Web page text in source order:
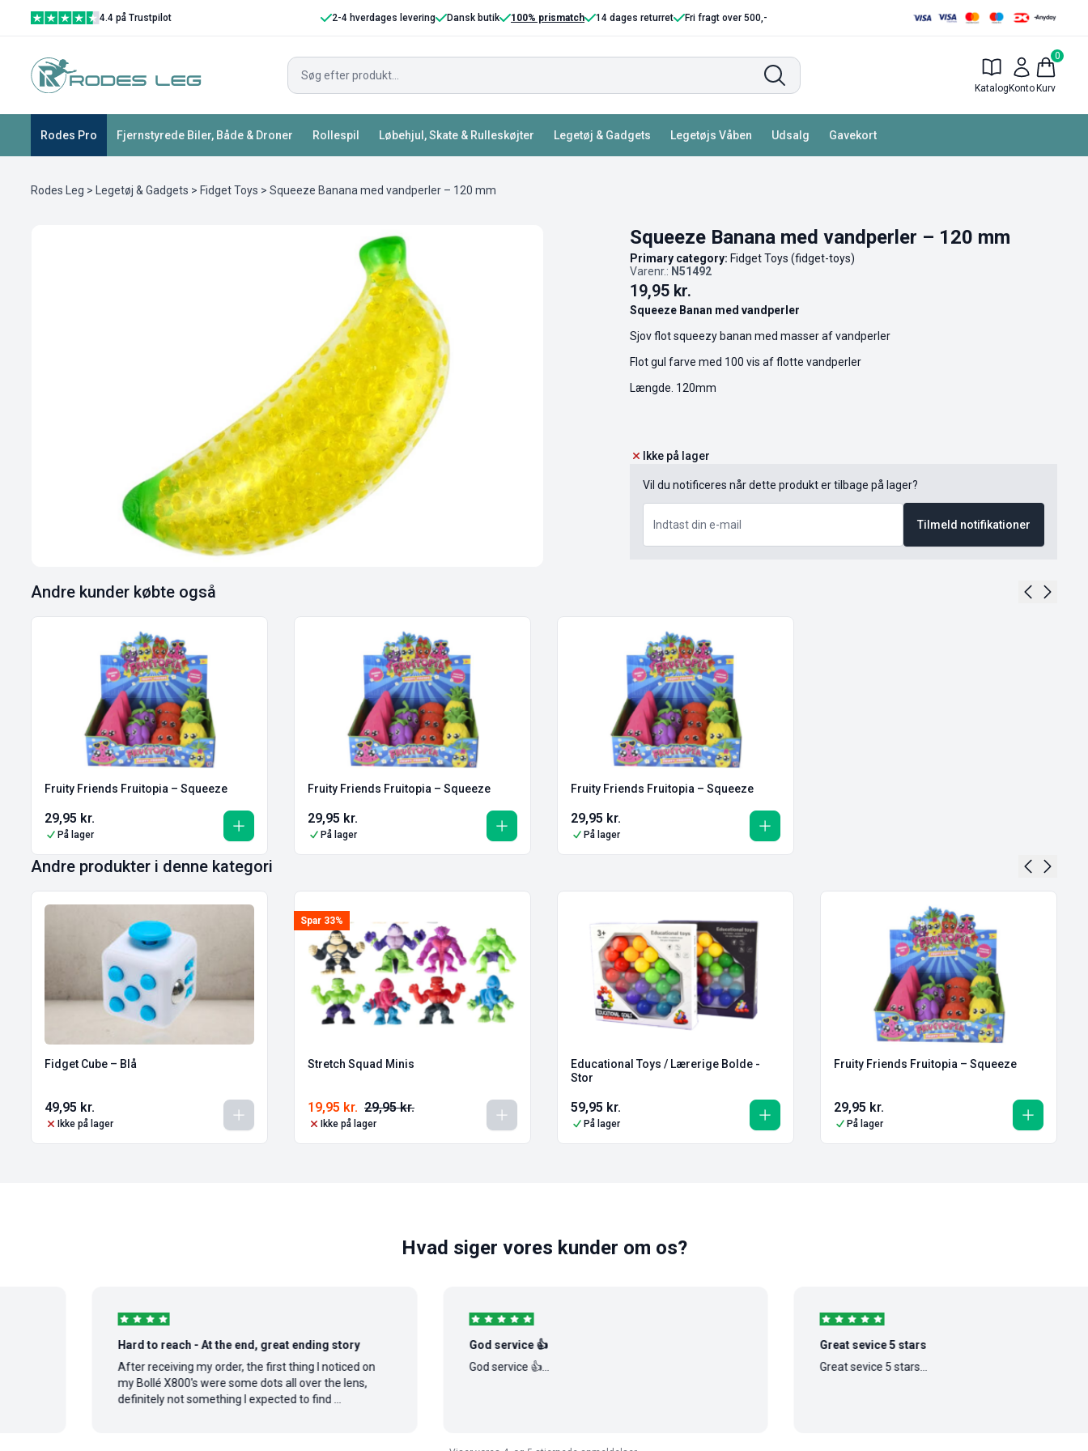
4.4 på Trustpilot 2-4 hverdages levering Dansk butik 100% prismatch 14 dages returret Fri fragt over 500,-
Katalog Konto
0
Kurv
Rodes Pro Fjernstyrede Biler, Både & Droner Rollespil Løbehjul, Skate & Rulleskøjter Legetøj & Gadgets Legetøjs Våben Udsalg Gavekort
Rodes Leg > Legetøj & Gadgets > Fidget Toys > Squeeze Banana med vandperler – 120 mm
Squeeze Banana med vandperler – 120 mm
Primary category: Fidget Toys (fidget-toys)
Varenr.: N51492
19,95 kr.
Squeeze Banan med vandperler
Sjov flot squeezy banan med masser af vandperler
Flot gul farve med 100 vis af flotte vandperler
Længde. 120mm
Ikke på lager
Vil du notificeres når dette produkt er tilbage på lager?
Tilmeld notifikationer
Andre kunder købte også
Fruity Friends Fruitopia – Squeeze
29,95 kr.
På lager
Fruity Friends Fruitopia – Squeeze
29,95 kr.
På lager
Fruity Friends Fruitopia – Squeeze
29,95 kr.
På lager
Andre produkter i denne kategori
Fidget Cube – Blå
49,95 kr.
Ikke på lager
Spar 33%
Stretch Squad Minis
29,95kr.
19,95 kr.
Ikke på lager
Educational Toys / Lærerige Bolde -
Stor
59,95 kr.
På lager
Fruity Friends Fruitopia – Squeeze
29,95 kr.
På lager
Hvad siger vores kunder om os?
Hard to reach - At the end, great ending story
After receiving my order, the first thing I noticed on
my Bollé X800's were some dots all over the lens,
definitely not something I expected to find ...
God service 👍
God service 👍...
Great sevice 5 stars
Great sevice 5 stars...